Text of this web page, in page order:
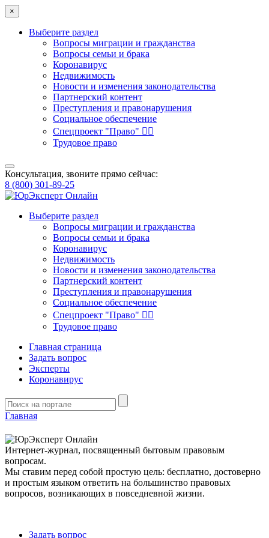
×
Выберите раздел
Вопросы миграции и гражданства
Вопросы семьи и брака
Коронавирус
Недвижимость
Новости и изменения законодательства
Партнерский контент
Преступления и правонарушения
Социальное обеспечение
Спецпроект "Право" 👮‍♂️
Трудовое право
Консультация, звоните прямо сейчас:
8 (800) 301-89-25
Выберите раздел
Вопросы миграции и гражданства
Вопросы семьи и брака
Коронавирус
Недвижимость
Новости и изменения законодательства
Партнерский контент
Преступления и правонарушения
Социальное обеспечение
Спецпроект "Право" 👮‍♂️
Трудовое право
Главная страница
Задать вопрос
Эксперты
Коронавирус
Главная
Интернет-журнал, посвященный бытовым правовым
вопросам.
Мы ставим перед собой простую цель: бесплатно, достоверно
и простым языком ответить на большинство правовых
вопросов, возникающих в повседневной жизни.
Задать вопрос